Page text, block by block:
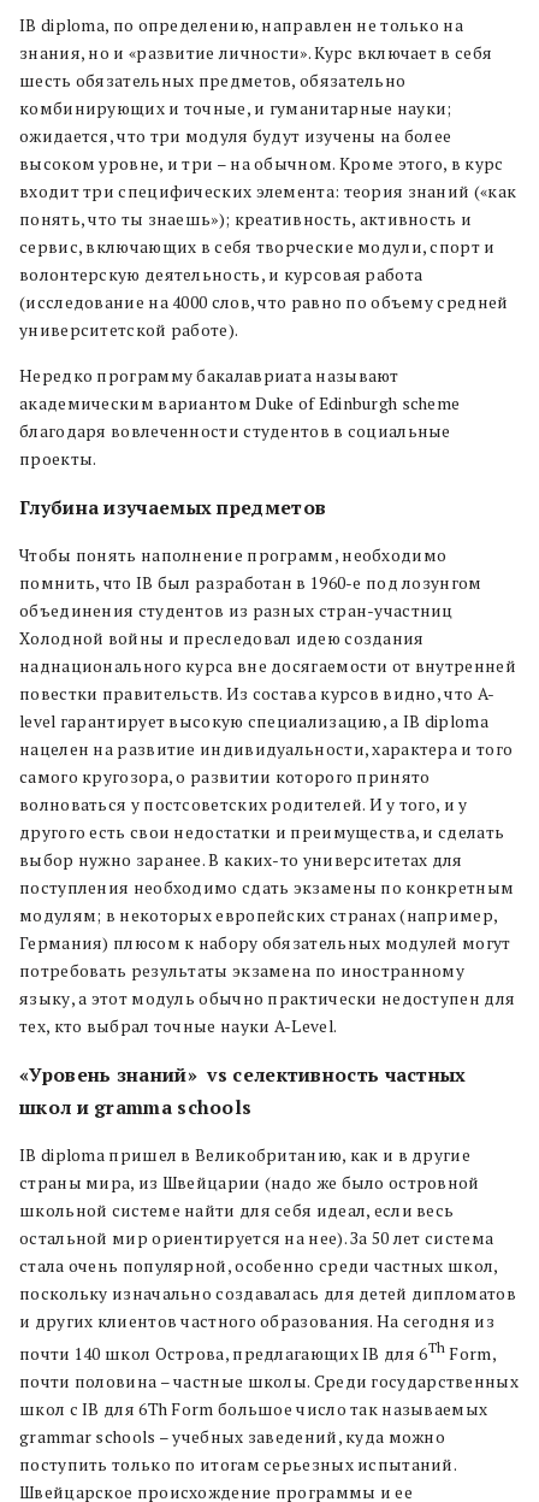
IB diploma, по определению, направлен не только на
знания, но и «развитие личности». Курс включает в себя
шесть обязательных предметов, обязательно
комбинирующих и точные, и гуманитарные науки;
ожидается, что три модуля будут изучены на более
высоком уровне, и три – на обычном. Кроме этого, в курс
входит три специфических элемента: теория знаний («как
понять, что ты знаешь»); креативность, активность и
сервис, включающих в себя творческие модули, спорт и
волонтерскую деятельность, и курсовая работа
(исследование на 4000 слов, что равно по объему средней
университетской работе).
Нередко программу бакалавриата называют
академическим вариантом Duke of Edinburgh scheme
благодаря вовлеченности студентов в социальные
проекты.
Глубина изучаемых предметов
Чтобы понять наполнение программ, необходимо
помнить, что IB был разработан в 1960-е под лозунгом
объединения студентов из разных стран-участниц
Холодной войны и преследовал идею создания
наднационального курса вне досягаемости от внутренней
повестки правительств. Из состава курсов видно, что A-
level гарантирует высокую специализацию, а IB diploma
нацелен на развитие индивидуальности, характера и того
самого кругозора, о развитии которого принято
волноваться у постсоветских родителей. И у того, и у
другого есть свои недостатки и преимущества, и сделать
выбор нужно заранее. В каких-то университетах для
поступления необходимо сдать экзамены по конкретным
модулям; в некоторых европейских странах (например,
Германия) плюсом к набору обязательных модулей могут
потребовать результаты экзамена по иностранному
языку, а этот модуль обычно практически недоступен для
тех, кто выбрал точные науки A-Level.
«Уровень знаний» vs селективность частных
школ и gramma schools
IB diploma пришел в Великобританию, как и в другие
страны мира, из Швейцарии (надо же было островной
школьной системе найти для себя идеал, если весь
остальной мир ориентируется на нее). За 50 лет система
стала очень популярной, особенно среди частных школ,
поскольку изначально создавалась для детей дипломатов
и других клиентов частного образования. На сегодня из
почти 140 школ Острова, предлагающих IB для 6Th Form,
почти половина – частные школы. Среди государственных
школ с IB для 6Th Form большое число так называемых
grammar schools – учебных заведений, куда можно
поступить только по итогам серьезных испытаний.
Швейцарское происхождение программы и ее